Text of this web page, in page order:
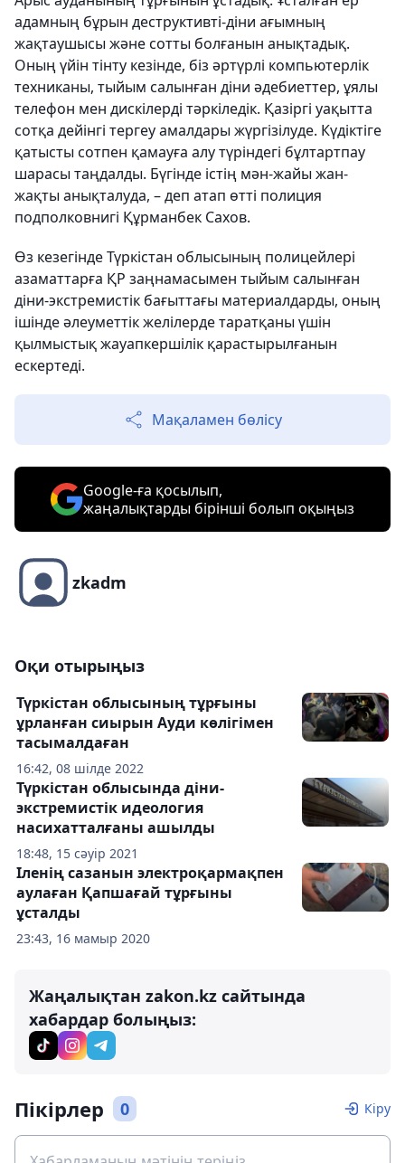
адамның бұрын деструктивті-діни ағымның
жақтаушысы және сотты болғанын анықтадық.
Оның үйін тінту кезінде, біз әртүрлі компьютерлік
техниканы, тыйым салынған діни әдебиеттер, ұялы
телефон мен дискілерді тәркіледік. Қазіргі уақытта
сотқа дейінгі тергеу амалдары жүргізілуде. Күдіктіге
қатысты сотпен қамауға алу түріндегі бұлтартпау
шарасы таңдалды. Бүгінде істің мән-жайы жан-
жақты анықталуда, – деп атап өтті полиция
подполковнигі Құрманбек Сахов.
Өз кезегінде Түркістан облысының полицейлері
азаматтарға ҚР заңнамасымен тыйым салынған
діни-экстремистік бағыттағы материалдарды, оның
ішінде әлеуметтік желілерде таратқаны үшін
қылмыстық жауапкершілік қарастырылғанын
ескертеді.
Мақаламен бөлісу
Google-ға қосылып,
жаңалықтарды бірінші болып оқыңыз
zkadm
Оқи отырыңыз
16:42, 08 шілде 2022
Түркістан облысының тұрғыны
ұрланған сиырын Ауди көлігімен
тасымалдаған
18:48, 15 сәуір 2021
Түркістан облысында діни-
экстремистік идеология
насихатталғаны ашылды
23:43, 16 мамыр 2020
Іленің сазанын электроқармақпен
аулаған Қапшағай тұрғыны
ұсталды
Жаңалықтан zakon.kz сайтында
хабардар болыңыз:
Пікірлер 0 Кіру